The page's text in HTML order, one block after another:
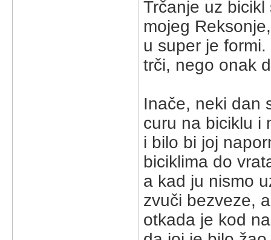
Trčanje uz
mojeg
u super je
trči, nego onak
Inače, neki dan
curu na biciklu i
i bilo bi joj
biciklima do
a kad ju nismo
zvuči bezveze,
otkada je kod